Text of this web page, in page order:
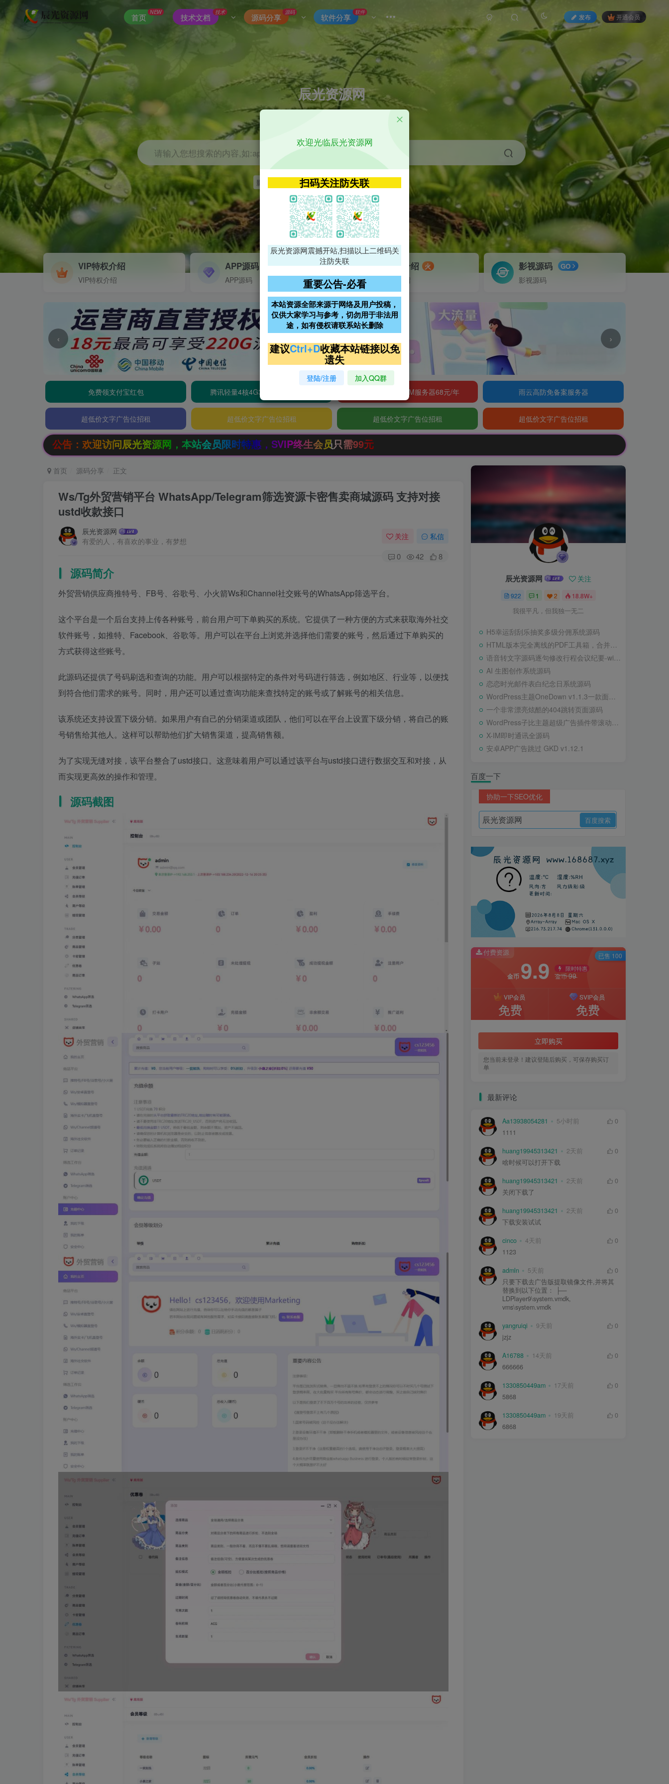
首页
NEW
技术文档
技术
源码分享
源码
软件分享
软件
发布 开通会员
辰光资源网
优质的网络资源分享平台
请输入您想搜索的内容,如:app源码
影视 神马 getapp 原神
VIP特权介绍
VIP特权介绍
APP源码
APP源码
VIP特权介绍 火
VIP特权介绍
影视源码 GO
影视源码
‹ ›
免费领支付宝红包 腾讯轻量4核4G3M服务器38元/年 阿里云2核2G200M服务器68元/年 雨云高防免备案服务器
超低价文字广告位招租 超低价文字广告位招租 超低价文字广告位招租 超低价文字广告位招租
辰光资源网，本站会员限时特惠，SVIP终生会员只需99元
首页 源码分享 正文
Ws/Tg外贸营销平台 WhatsApp/Telegram筛选资源卡密售卖商城源码 支持对接
ustd收款接口
辰光资源网
有爱的人，有喜欢的事业，有梦想
关注 私信
0 42 8
源码简介
外贸营销供应商推特号、FB号、谷歌号、小火箭Ws和Channel社交账号的WhatsApp筛选平台。
这个平台是一个后台支持上传各种账号，前台用户可下单购买的系统。它提供了一种方便的方式来获取海外社交
软件账号，如推特、Facebook、谷歌等。用户可以在平台上浏览并选择他们需要的账号，然后通过下单购买的
方式获得这些账号。
此源码还提供了号码刷选和查询的功能。用户可以根据特定的条件对号码进行筛选，例如地区、行业等，以便找
到符合他们需求的账号。同时，用户还可以通过查询功能来查找特定的账号或了解账号的相关信息。
该系统还支持设置下级分销。如果用户有自己的分销渠道或团队，他们可以在平台上设置下级分销，将自己的账
号销售给其他人。这样可以帮助他们扩大销售渠道，提高销售额。
为了实现无缝对接，该平台整合了ustd接口。这意味着用户可以通过该平台与ustd接口进行数据交互和对接，从
而实现更高效的操作和管理。
源码截图
辰光资源网 关注
922 1 2 18.8W+
我很平凡，但我独一无二
H5幸运刮刮乐抽奖多级分佣系统源码
HTML版本完全离线的PDF工具箱，合并、拆分、旋转、删除、PDF转图片、图片转PDF
语音转文字源码逐句修改行程会议纪要-wisper版本
AI 生图创作系统源码
恋恋时光邮件表白纪念日系统源码
WordPress主题OneDown v1.1.3一款面向个人站长的资源下载、技术教程、内容资讯类站点的 WordPress 主题
一个非常漂亮炫酷的404跳转页面源码
WordPress子比主题超级广告插件带滚动公告
X-IM即时通讯全源码
安卓APP广告跳过 GKD v1.12.1
百度一下
协助一下SEO优化
付费资源
金币 9.9 限时特惠
金币99
VIP会员
免费
SVIP会员
免费
立即购买
您当前未登录！建议登陆后购买，可保存购买订
单
已售 100
最新评论
Aa13938054281 5小时前
0
1111
huang19945313421 2天前
0
啥时候可以打开下载
huang19945313421 2天前
0
关闭下载了
huang19945313421 2天前
0
下载安装试试
cinco 4天前
0
1123
admln 5天前
0
只要下载去广告版提取镜像文件,并将其
替换到以下位置： ├—
LDPlayer9\system.vmdk,
vms\system.vmdk
yangruiqi 9天前
0
jzjz
A16788 14天前
0
666666
1330850449am 17天前
0
5868
1330850449am 19天前
0
6868
欢迎光临辰光资源网
扫码关注防失联
辰光资源网震撼开站,扫描以上二维码关
注防失联
重要公告-必看
本站资源全部来源于网络及用户投稿，
仅供大家学习与参考，切勿用于非法用
途，如有侵权请联系站长删除
建议Ctrl+D收藏本站链接以免
遗失
登陆/注册 加入QQ群